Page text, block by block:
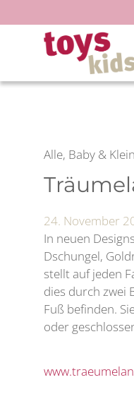
Inhalt
springen
Alle, Baby &
24. November
In neuen
Dschungel,
stellt auf jeden
dies durch zwei
Fuß befinden.
oder